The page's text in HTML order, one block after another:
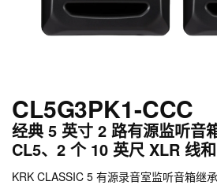
CL5G3PK1-CCC
经典 5 英寸 2 路有源监听音
CL5、2 个 10 英尺 XLR 线
KRK CLASSIC 5 有源录音室监听音箱继